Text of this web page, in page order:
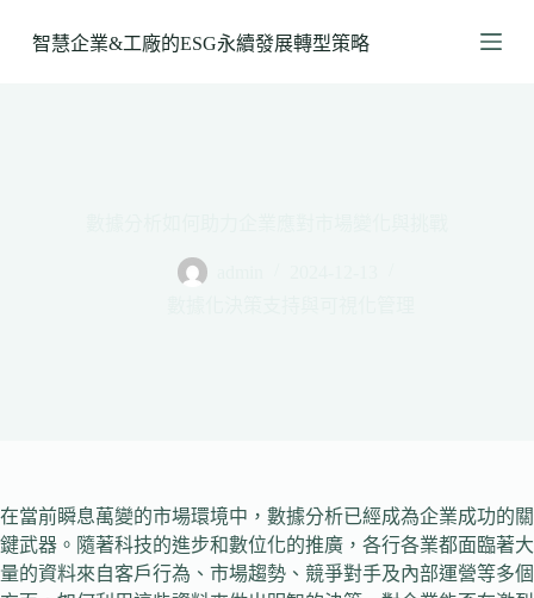
至
智慧企業&工廠的ESG永續發展轉型策略
在當前瞬息萬變的市場環境中，數據分析已經成為企業成功的關
鍵武器。隨著科技的進步和數位化的推廣，各行各業都面臨著大
量的資料來自客戶行為、市場趨勢、競爭對手及內部運營等多個